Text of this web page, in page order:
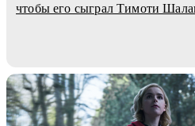
чтобы его сыграл Тимоти